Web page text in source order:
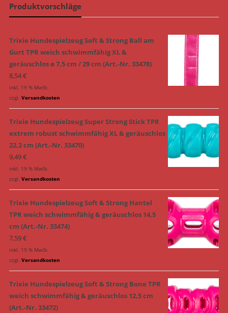
Produktvorschläge
Trixie Hundespielzeug Soft & Strong Ball am
Gurt TPR weich schwimmfähig XL &
geräuschlos ø 7,5 cm / 29 cm (Art.-Nr. 33478)
8,54€
inkl. 19 % MwSt.
zzgl. Versandkosten
Trixie Hundespielzeug Super Strong Stick TPR
extrem robust schwimmfähig XL & geräuschlos
22,2 cm (Art.-Nr. 33470)
9,49€
inkl. 19 % MwSt.
zzgl. Versandkosten
Trixie Hundespielzeug Soft & Strong Hantel
TPR weich schwimmfähig & geräuschlos 14,5
cm (Art.-Nr. 33474)
7,59€
inkl. 19 % MwSt.
zzgl. Versandkosten
Trixie Hundespielzeug Soft & Strong Bone TPR
weich schwimmfähig & geräuschlos 12,5 cm
(Art.-Nr. 33472)